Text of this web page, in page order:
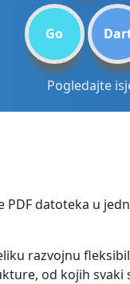
Go
Pogledajte
datoteka u
razvojnu
od kojih svaki